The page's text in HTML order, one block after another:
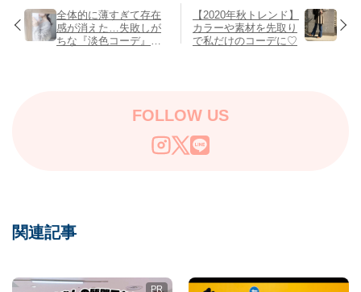
全体的に薄すぎて存在
感が消えた…失敗しが
ちな『淡色コーデ』の
【2020年秋トレンド】
カラーや素材を先取り
で私だけのコーデに♡
FOLLOW US
関連記事